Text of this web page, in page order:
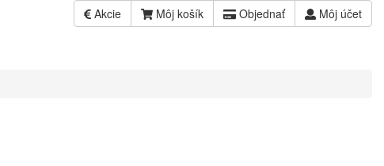
Akcie Môj košík Objednať Môj účet